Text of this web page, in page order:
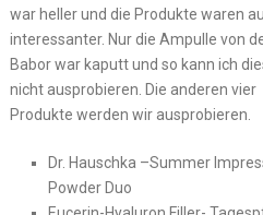
war heller und die Produkte waren
interessanter. Nur die Ampulle von
Babor war kaputt und so kann ich
nicht ausprobieren. Die anderen vier
Produkte werden wir ausprobieren.
Dr. Hauschka –Summer
Powder Duo